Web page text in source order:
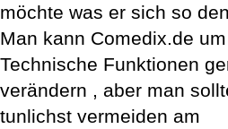
möchte was er sich so
Man kann Comedix.de
Technische Funktionen
verändern , aber man
tunlichst vermeiden am